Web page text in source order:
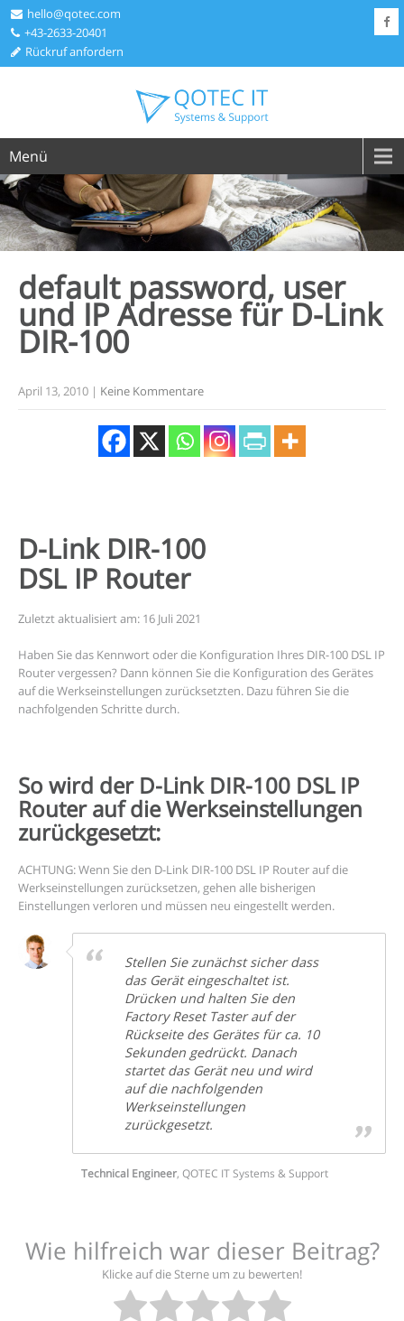
hello@qotec.com
+43-2633-20401
Rückruf anfordern
Menü
default password, user
und IP Adresse für D-Link
DIR-100
April 13, 2010 | Keine Kommentare
D-Link DIR-100
DSL IP Router
Zuletzt aktualisiert am: 16 Juli 2021
Haben Sie das Kennwort oder die Konfiguration Ihres DIR-100 DSL IP
Router vergessen? Dann können Sie die Konfiguration des Gerätes
auf die Werkseinstellungen zurücksetzten. Dazu führen Sie die
nachfolgenden Schritte durch.
So wird der D-Link DIR-100 DSL IP
Router auf die Werkseinstellungen
zurückgesetzt:
ACHTUNG: Wenn Sie den D-Link DIR-100 DSL IP Router auf die
Werkseinstellungen zurücksetzen, gehen alle bisherigen
Einstellungen verloren und müssen neu eingestellt werden.
Stellen Sie zunächst sicher dass
das Gerät eingeschaltet ist.
Drücken und halten Sie den
Factory Reset Taster auf der
Rückseite des Gerätes für ca. 10
Sekunden gedrückt. Danach
startet das Gerät neu und wird
auf die nachfolgenden
Werkseinstellungen
zurückgesetzt.
Technical Engineer, QOTEC IT Systems & Support
Wie hilfreich war dieser Beitrag?
Klicke auf die Sterne um zu bewerten!